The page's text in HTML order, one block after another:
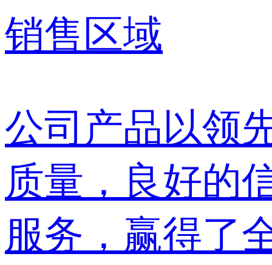
销售区域
公司产品以领
质量，良好的
服务，赢得了